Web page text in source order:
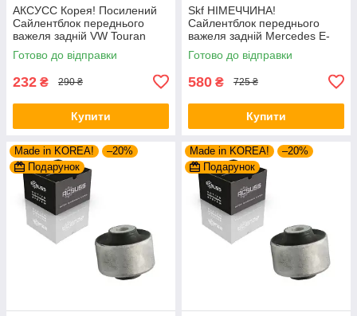
АКСУСС Корея! Посилений
Сайлентблок переднього
важеля задній VW Touran
(2003-). 34559 , JBU602 ,
VKDS331037
Готово до відправки
232 ₴ 290 ₴
Купити
Skf НІМЕЧЧИНА!
Сайлентблок переднього
важеля задній Mercedes E-
Class W211 S211 (2001-).
Верхній. 43495 , JBU790 ,
Готово до відправки
580 ₴ 725 ₴
Купити
Made in KOREA!
–20%
Подарунок
Made in KOREA!
–20%
Подарунок